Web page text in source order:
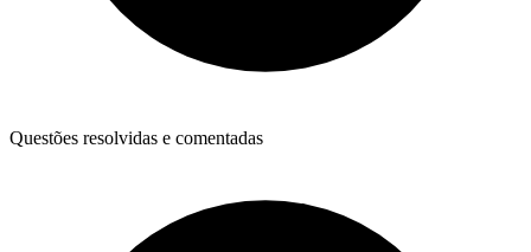
Questões resolvidas e comentadas